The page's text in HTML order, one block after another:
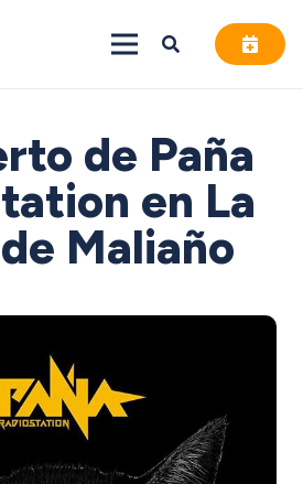
de Paña
en La
Maliaño